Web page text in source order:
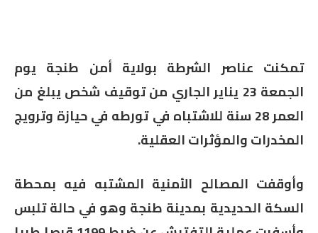
تمكنت عناصر الشرطة بولاية أمن طنجة يوم
الجمعة 23 يناير الجاري من توقيف شخص يبلغ من
العمر 28 سنة للاشتباه في تورطه في حيازة وترويج
المخدرات والمؤثرات العقلية.
وأوقفت المصالح الأمنية المشتبه فيه بمحطة
السكة الحديدية بمدينة طنجة وهو في حالة تلبس